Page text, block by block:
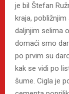
je bil Štefan
kraja,
daljnjim selima
domaći smo
po prvim su
kak se vidi po
šume. Cigla je